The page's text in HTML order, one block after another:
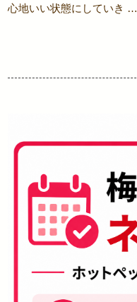
心地いい状態にしていき …